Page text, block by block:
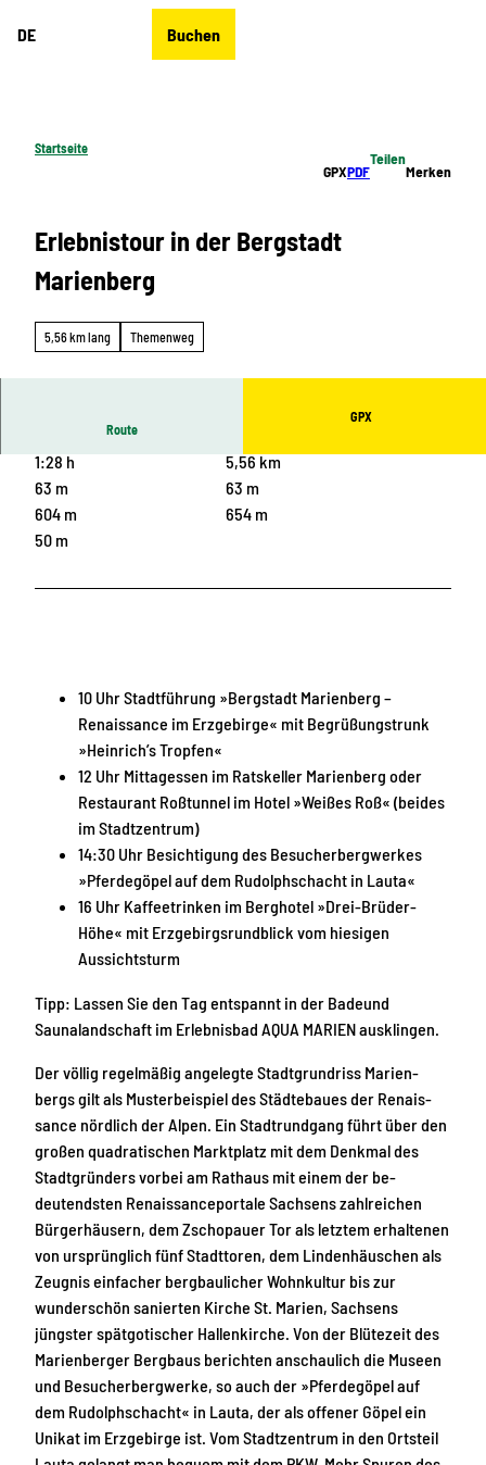
DE Buchen
Startseite
GPXPDF
Teilen
Merken
Erlebnistour in der Bergstadt
Marienberg
5,56 km lang Themenweg
Route
GPX
1:28 h
5,56 km
63 m
63 m
604 m
654 m
50 m
10 Uhr Stadtführung »Bergstadt Marienberg –
Renaissance im Erzgebirge« mit Begrüßungstrunk
»Heinrich’s Tropfen«
12 Uhr Mittagessen im Ratskeller Marienberg oder
Restaurant Roßtunnel im Hotel »Weißes Roß« (beides
im Stadtzentrum)
14:30 Uhr Besichtigung des Besucherbergwerkes
»Pferdegöpel auf dem Rudolphschacht in Lauta«
16 Uhr Kaffeetrinken im Berghotel »Drei-Brüder-
Höhe« mit Erzgebirgsrundblick vom hiesigen
Aussichtsturm
Tipp: Lassen Sie den Tag entspannt in der Badeund
Saunalandschaft im Erlebnisbad AQUA MARIEN ausklingen.
Der völlig regelmäßig angelegte Stadtgrundriss Marien­
bergs gilt als Musterbeispiel des Städtebaues der Renais­
sance nördlich der Alpen. Ein Stadtrundgang führt über den
großen quadratischen Marktplatz mit dem Denkmal des
Stadtgründers vorbei am Rathaus mit einem der be­
deutendsten Renaissanceportale Sachsens zahlreichen
Bürgerhäusern, dem Zschopauer Tor als letztem erhalte­nen
von ursprünglich fünf Stadttoren, dem Lindenhäus­chen als
Zeugnis einfacher bergbaulicher Wohnkultur bis zur
wunderschön sanierten Kirche St. Marien, Sachsens
jüngster spätgotischer Hallenkirche. Von der Blütezeit des
Marienberger Bergbaus berichten anschaulich die Mu­seen
und Besucherbergwerke, so auch der »Pferdegöpel auf
dem Rudolphschacht« in Lauta, der als offener Göpel ein
Unikat im Erzgebirge ist. Vom Stadtzentrum in den Ortsteil